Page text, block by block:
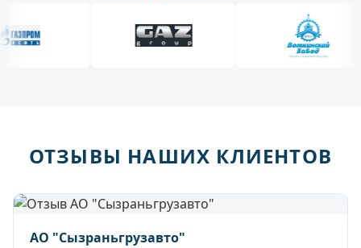
ОТЗЫВЫ НАШИХ КЛИЕНТОВ
АО "Сызраньгрузавто"